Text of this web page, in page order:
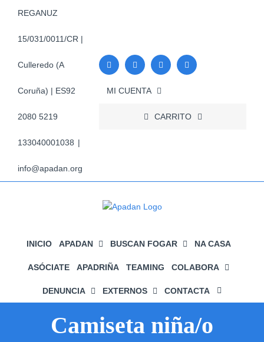
REGANUZ
15/031/0011/CR |
Culleredo (A
Coruña) | ES92
2080 5219
133040001038 |
info@apadan.org
MI CUENTA
CARRITO
INICIO APADAN BUSCAN FOGAR NA CASA
ASÓCIATE APADRIÑA TEAMING COLABORA
DENUNCIA EXTERNOS CONTACTA
Camiseta niña/o